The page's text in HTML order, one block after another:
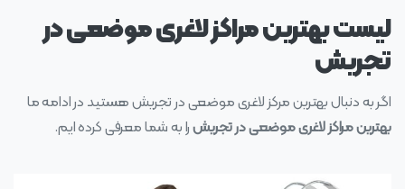
لیست بهترین مراکز لاغری موضعی در
تجریش
اگر به دنبال بهترین مرکز لاغری موضعی در تجریش هستید در ادامه ما
بهترین مراکز لاغری موضعی در تجریشرا به شما معرفی کرده ایم.